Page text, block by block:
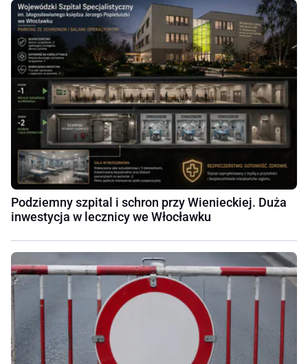
Podziemny szpital i schron przy Wienieckiej. Duża
inwestycja w lecznicy we Włocławku